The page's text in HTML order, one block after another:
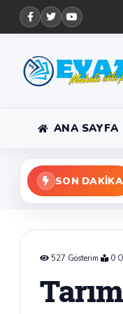
ANA SAYFA
SON DAKIKA
527 Gösterim 0